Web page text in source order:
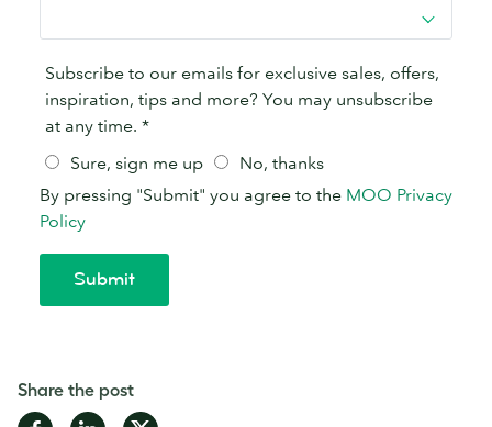
Share the post